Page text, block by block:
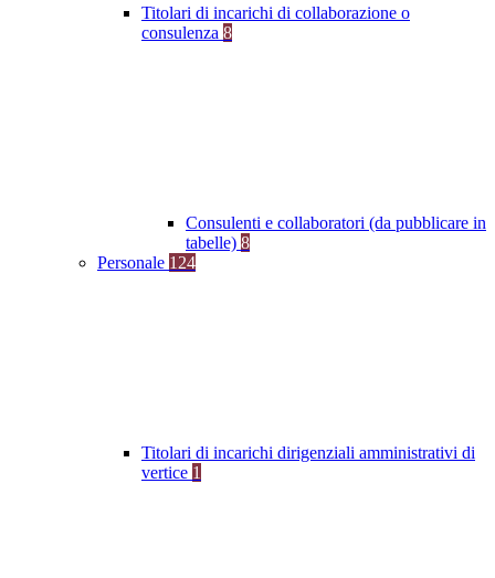
Titolari di incarichi di collaborazione o
consulenza 8
Consulenti e collaboratori (da pubblicare in
tabelle) 8
Personale 124
Titolari di incarichi dirigenziali amministrativi di
vertice 1